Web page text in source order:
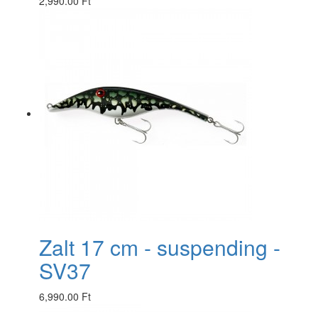
Zalt 17 cm - suspending -
SV37
6,990.00 Ft